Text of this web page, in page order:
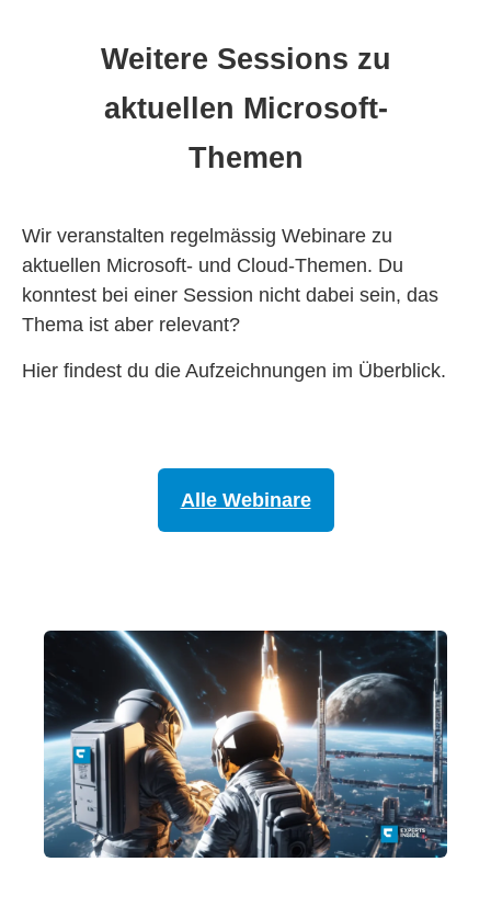
Weitere Sessions zu
aktuellen Microsoft-
Themen
Wir veranstalten regelmässig Webinare zu
aktuellen Microsoft- und Cloud-Themen. Du
konntest bei einer Session nicht dabei sein, das
Thema ist aber relevant?
Hier findest du die Aufzeichnungen im Überblick.
Alle Webinare